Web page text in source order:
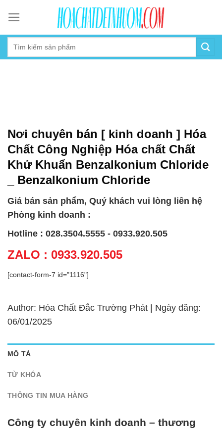
content
Nơi chuyên bán [ kinh doanh ] Hóa
Chất Công Nghiệp Hóa chất Chất
Khử Khuẩn Benzalkonium Chloride
_ Benzalkonium Chloride
Giá bán sản phẩm, Quý khách vui lòng liên hệ
Phòng kinh doanh :
Hotline : 028.3504.5555 - 0933.920.505
ZALO : 0933.920.505
[contact-form-7 id="1116"]
Author: Hóa Chất Đắc Trường Phát | Ngày đăng:
06/01/2025
MÔ TẢ
TỪ KHÓA
THÔNG TIN MUA HÀNG
Công ty chuyên kinh doanh – thương